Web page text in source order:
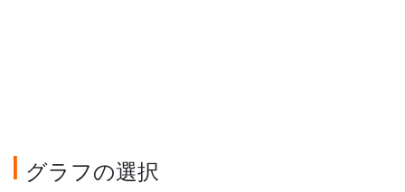
グラフの選択